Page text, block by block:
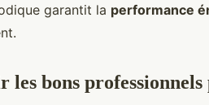
garantit la performance
les bons